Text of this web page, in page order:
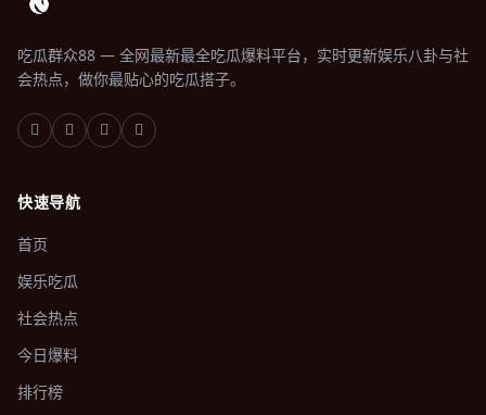
吃瓜群众88 — 全网最新最全吃瓜爆料平台，实时更新娱乐八卦与社
会热点，做你最贴心的吃瓜搭子。
快速导航
首页
娱乐吃瓜
社会热点
今日爆料
排行榜